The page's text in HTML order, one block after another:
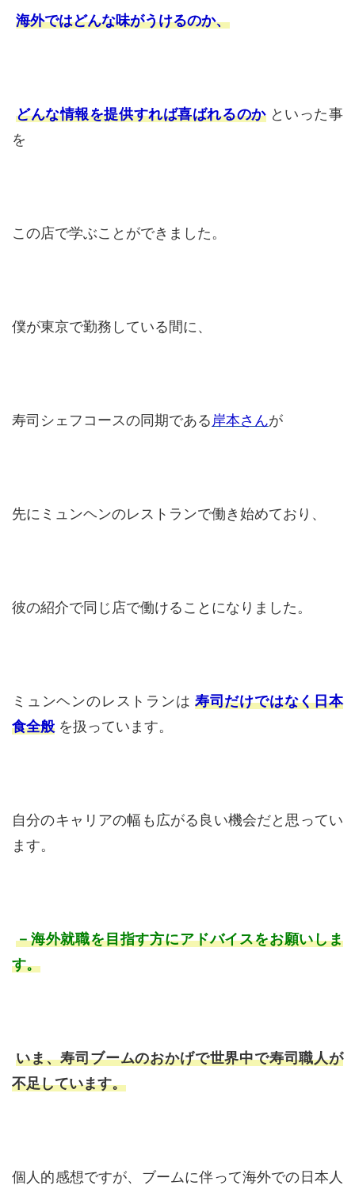
海外ではどんな味がうけるのか、
どんな情報を提供すれば喜ばれるのか といった事
を
この店で学ぶことができました。
僕が東京で勤務している間に、
寿司シェフコースの同期である 岸本さんが
先にミュンヘンのレストランで働き始めており、
彼の紹介で同じ店で働けることになりました。
ミュンヘンのレストランは 寿司だけではなく日本
食全般 を扱っています。
自分のキャリアの幅も広がる良い機会だと思ってい
ます。
－海外就職を目指す方にアドバイスをお願いしま
す。
いま、寿司ブームのおかげで世界中で寿司職人が
不足しています。
個人的感想ですが、ブームに伴って海外での日本人